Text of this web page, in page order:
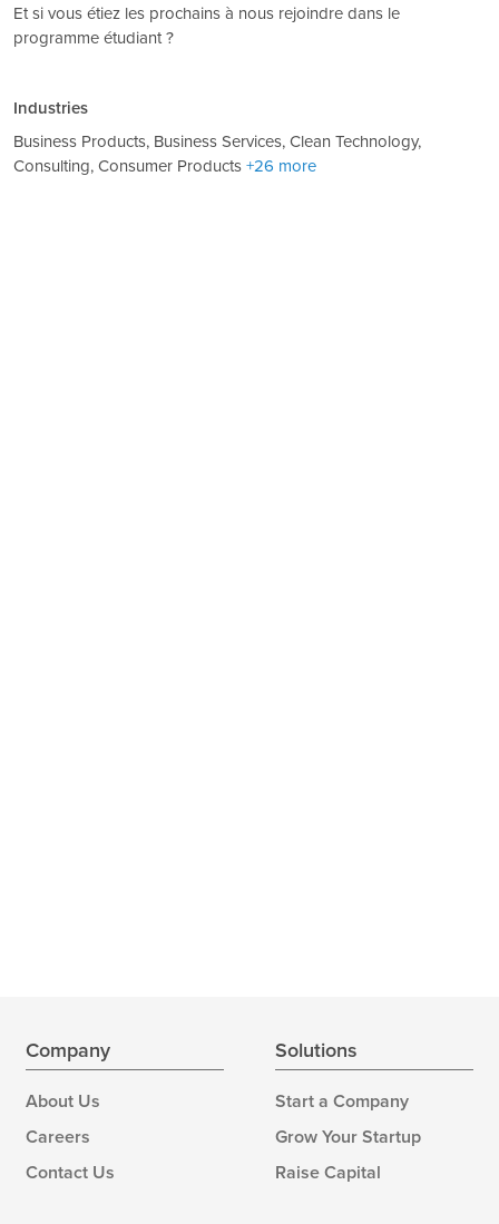
Et si vous étiez les prochains à nous rejoindre dans le
programme étudiant ?
Industries
Business Products, Business Services, Clean Technology,
Consulting, Consumer Products +26 more
Company
About Us
Careers
Contact Us
Solutions
Start a Company
Grow Your Startup
Raise Capital